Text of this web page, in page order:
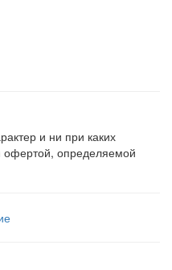
и ни при каких
офертой, определяемой